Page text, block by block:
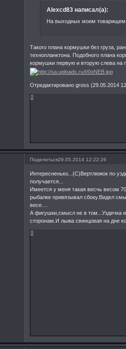
Alexcd83 написал(а):
На выходных моим товарищем
Такого плана кормушки без груза,
технопланктона. Подобного плана
кормушки первую и вторую слева на
Отредактировано gross (29.05.2014
0
Поделиться29.05.2014 12:22:26
Интересненько...(С)Вертлюжок по
получается...
Имеется у меня такая весчь весом
рыбалке привязывал сбоку.Видел
весе....
А фигушки,смысл не в том...Уздечка
сторонам.И лыжа свинцовая на дне
0